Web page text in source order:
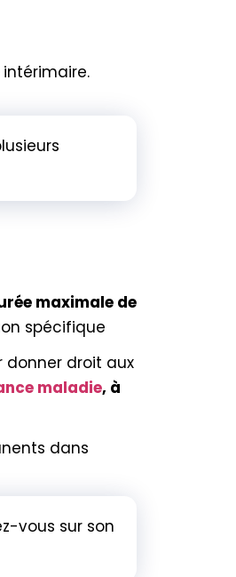
maximale de
spécifique
donner droit aux
maladie, à
dans
vous sur son